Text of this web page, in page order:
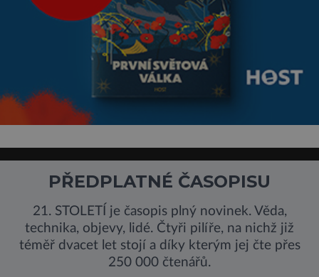
PŘEDPLATNÉ ČASOPISU
21. STOLETÍ je časopis plný novinek. Věda,
technika, objevy, lidé. Čtyři pilíře, na nichž již
téměř dvacet let stojí a díky kterým jej čte přes
250 000 čtenářů.